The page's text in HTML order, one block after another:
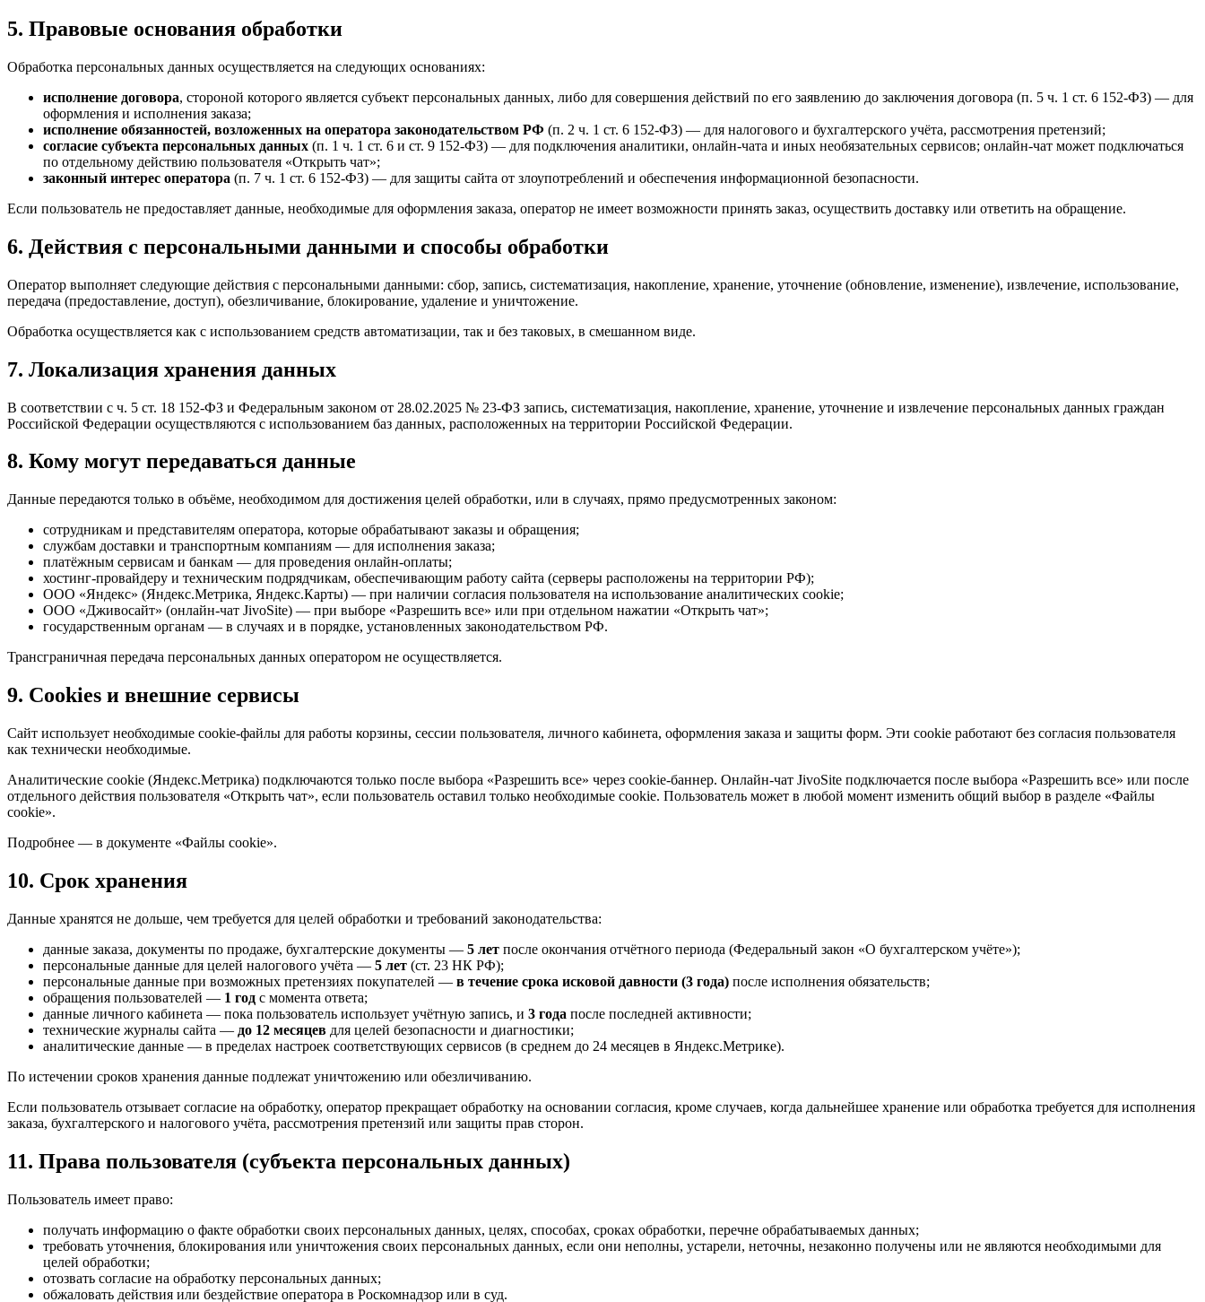
5. Правовые основания обработки
Обработка персональных данных осуществляется на следующих основаниях:
исполнение договора, стороной которого является субъект персональных данных, либо для совершения действий по его заявлению до заключения договора (п. 5 ч. 1 ст. 6 152-ФЗ) — для
оформления и исполнения заказа;
исполнение обязанностей, возложенных на оператора законодательством РФ (п. 2 ч. 1 ст. 6 152-ФЗ) — для налогового и бухгалтерского учёта, рассмотрения претензий;
согласие субъекта персональных данных (п. 1 ч. 1 ст. 6 и ст. 9 152-ФЗ) — для подключения аналитики, онлайн-чата и иных необязательных сервисов; онлайн-чат может подключаться
по отдельному действию пользователя «Открыть чат»;
законный интерес оператора (п. 7 ч. 1 ст. 6 152-ФЗ) — для защиты сайта от злоупотреблений и обеспечения информационной безопасности.
Если пользователь не предоставляет данные, необходимые для оформления заказа, оператор не имеет возможности принять заказ, осуществить доставку или ответить на обращение.
6. Действия с персональными данными и способы обработки
Оператор выполняет следующие действия с персональными данными: сбор, запись, систематизация, накопление, хранение, уточнение (обновление, изменение), извлечение, использование,
передача (предоставление, доступ), обезличивание, блокирование, удаление и уничтожение.
Обработка осуществляется как с использованием средств автоматизации, так и без таковых, в смешанном виде.
7. Локализация хранения данных
В соответствии с ч. 5 ст. 18 152-ФЗ и Федеральным законом от 28.02.2025 № 23-ФЗ запись, систематизация, накопление, хранение, уточнение и извлечение персональных данных граждан
Российской Федерации осуществляются с использованием баз данных, расположенных на территории Российской Федерации.
8. Кому могут передаваться данные
Данные передаются только в объёме, необходимом для достижения целей обработки, или в случаях, прямо предусмотренных законом:
сотрудникам и представителям оператора, которые обрабатывают заказы и обращения;
службам доставки и транспортным компаниям — для исполнения заказа;
платёжным сервисам и банкам — для проведения онлайн-оплаты;
хостинг-провайдеру и техническим подрядчикам, обеспечивающим работу сайта (серверы расположены на территории РФ);
ООО «Яндекс» (Яндекс.Метрика, Яндекс.Карты) — при наличии согласия пользователя на использование аналитических cookie;
ООО «Дживосайт» (онлайн-чат JivoSite) — при выборе «Разрешить все» или при отдельном нажатии «Открыть чат»;
государственным органам — в случаях и в порядке, установленных законодательством РФ.
Трансграничная передача персональных данных оператором не осуществляется.
9. Cookies и внешние сервисы
Сайт использует необходимые cookie-файлы для работы корзины, сессии пользователя, личного кабинета, оформления заказа и защиты форм. Эти cookie работают без согласия пользователя
как технически необходимые.
Аналитические cookie (Яндекс.Метрика) подключаются только после выбора «Разрешить все» через cookie-баннер. Онлайн-чат JivoSite подключается после выбора «Разрешить все» или после
отдельного действия пользователя «Открыть чат», если пользователь оставил только необходимые cookie. Пользователь может в любой момент изменить общий выбор в разделе «Файлы
cookie».
Подробнее — в документе «Файлы cookie».
10. Срок хранения
Данные хранятся не дольше, чем требуется для целей обработки и требований законодательства:
данные заказа, документы по продаже, бухгалтерские документы — 5 лет после окончания отчётного периода (Федеральный закон «О бухгалтерском учёте»);
персональные данные для целей налогового учёта — 5 лет (ст. 23 НК РФ);
персональные данные при возможных претензиях покупателей — в течение срока исковой давности (3 года) после исполнения обязательств;
обращения пользователей — 1 год с момента ответа;
данные личного кабинета — пока пользователь использует учётную запись, и 3 года после последней активности;
технические журналы сайта — до 12 месяцев для целей безопасности и диагностики;
аналитические данные — в пределах настроек соответствующих сервисов (в среднем до 24 месяцев в Яндекс.Метрике).
По истечении сроков хранения данные подлежат уничтожению или обезличиванию.
Если пользователь отзывает согласие на обработку, оператор прекращает обработку на основании согласия, кроме случаев, когда дальнейшее хранение или обработка требуется для исполнения
заказа, бухгалтерского и налогового учёта, рассмотрения претензий или защиты прав сторон.
11. Права пользователя (субъекта персональных данных)
Пользователь имеет право:
получать информацию о факте обработки своих персональных данных, целях, способах, сроках обработки, перечне обрабатываемых данных;
требовать уточнения, блокирования или уничтожения своих персональных данных, если они неполны, устарели, неточны, незаконно получены или не являются необходимыми для
целей обработки;
отозвать согласие на обработку персональных данных;
обжаловать действия или бездействие оператора в Роскомнадзор или в суд.